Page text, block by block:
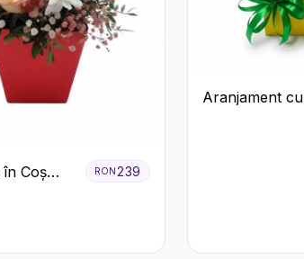
Coș
RON 239
Aranjament cu